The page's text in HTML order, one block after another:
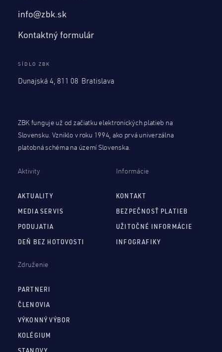
info@zbk.sk
Kontaktný formulár
SÍDLO ZBK
Dunajská 4, 811 08 Bratislava
ZBK funguje už od začiatku elektronických platieb na
Slovensku. Vzniklo v roku 1994, ako prvá univerzálna
platobná schéma na území Slovenska.
Aktivity
AKTUALITY
MEDIA SERVIS
PODUJATIA
DEŇ BEZ HOTOVOSTI
Informácie
KONTAKT
BEZPEČNOSŤ PLATIEB
UŽITOČNÉ INFORMÁCIE
INFOGRAFIKY
Združenie
PARTNERI
ČLENOVIA
VÝKONNÝ VÝBOR
KOLÉGIUM